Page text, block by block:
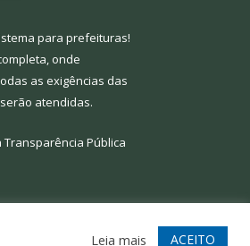
para prefeituras!
onde
as exigências das
serão atendidas.
Transparência Pública
Acessar Webmail
Leia mais ACEITO